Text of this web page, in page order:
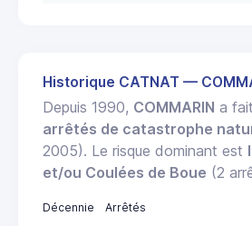
Historique CATNAT —
Depuis 1990, COMMARIN a
arrêtés de catastrophe
2005). Le risque dominant est
et/ou Coulées de Boue (2
Décennie
Arrêtés